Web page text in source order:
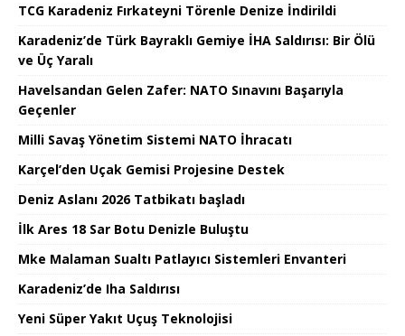
TCG Karadeniz Fırkateyni Törenle Denize İndirildi
Karadeniz’de Türk Bayraklı Gemiye İHA Saldırısı: Bir Ölü
ve Üç Yaralı
Havelsandan Gelen Zafer: NATO Sınavını Başarıyla
Geçenler
Milli Savaş Yönetim Sistemi NATO İhracatı
Karçel’den Uçak Gemisi Projesine Destek
Deniz Aslanı 2026 Tatbikatı başladı
İlk Ares 18 Sar Botu Denizle Buluştu
Mke Malaman Sualtı Patlayıcı Sistemleri Envanteri
Karadeniz’de Iha Saldırısı
Yeni Süper Yakıt Uçuş Teknolojisi